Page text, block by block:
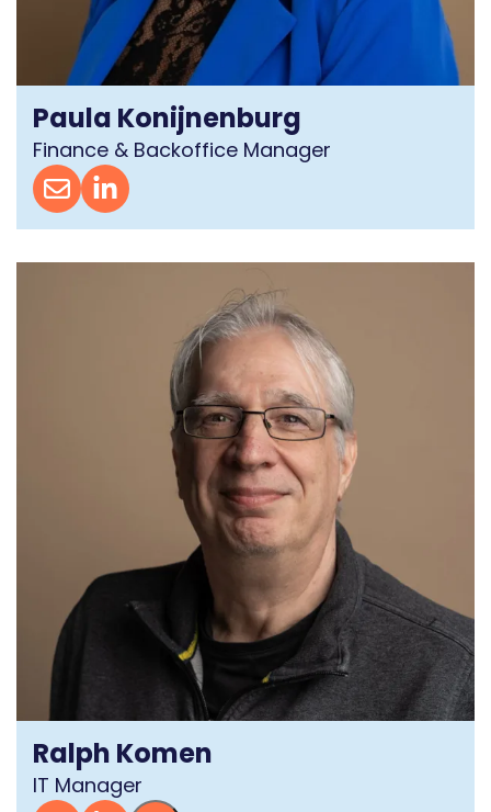
Paula Konijnenburg
Finance & Backoffice Manager
Ralph Komen
IT Manager